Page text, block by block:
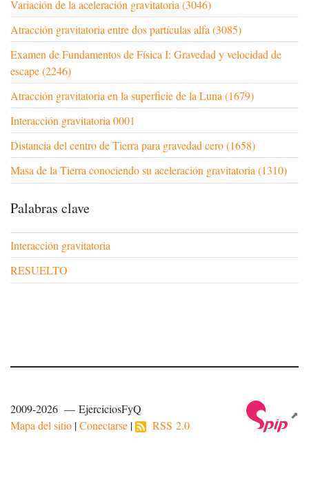
Variación de la aceleración gravitatoria (3046)
Atracción gravitatoria entre dos partículas alfa (3085)
Examen de Fundamentos de Física I: Gravedad y velocidad de
escape (2246)
Atracción gravitatoria en la superficie de la Luna (1679)
Interacción gravitatoria 0001
Distancia del centro de Tierra para gravedad cero (1658)
Masa de la Tierra conociendo su aceleración gravitatoria (1310)
Palabras clave
Interacción gravitatoria
RESUELTO
2009-2026 — EjerciciosFyQ
Mapa del sitio |Conectarse | RSS 2.0